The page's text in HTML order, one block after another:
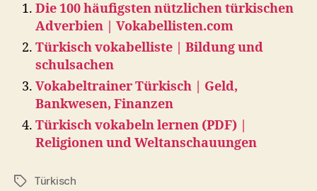
Die 100 häufigsten nützlichen türkischen
Adverbien | Vokabellisten.com
Türkisch vokabelliste | Bildung und
schulsachen
Vokabeltrainer Türkisch | Geld,
Bankwesen, Finanzen
Türkisch vokabeln lernen (PDF) |
Religionen und Weltanschauungen
TagsTürkisch